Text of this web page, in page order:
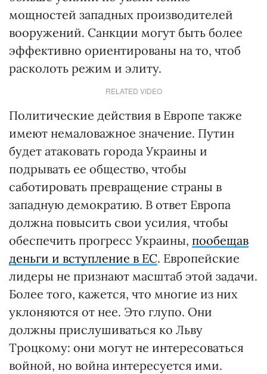
мощностей западных производителей
вооружений. Санкции могут быть более
эффективно ориентированы на то, чтоб
расколоть режим и элиту.
RELATED VIDEO
Политические действия в Европе также
имеют немаловажное значение. Путин
будет атаковать города Украины и
подрывать ее общество, чтобы
саботировать превращение страны в
западную демократию. В ответ Европа
должна повысить свои усилия, чтобы
обеспечить прогресс Украины, пообещав
деньги и вступление в ЕС. Европейские
лидеры не признают масштаб этой задачи.
Более того, кажется, что многие из них
уклоняются от нее. Это глупо. Они
должны прислушиваться ко Льву
Троцкому: они могут не интересоваться
войной, но война интересуется ими.